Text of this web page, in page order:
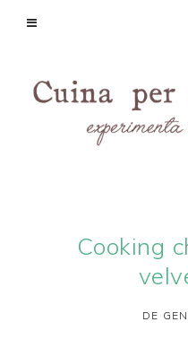
Cooking
DE